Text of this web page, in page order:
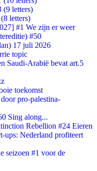
(9 letters)
letters)
#1 We zijn er weer
#50
17 juli 2026
topic
Saudi-Arabië bevat art.5
toekomst
pro-palestina-
Sing along...
Rebellion #24 Eieren
ups: Nederland profiteert
seizoen #1 voor de